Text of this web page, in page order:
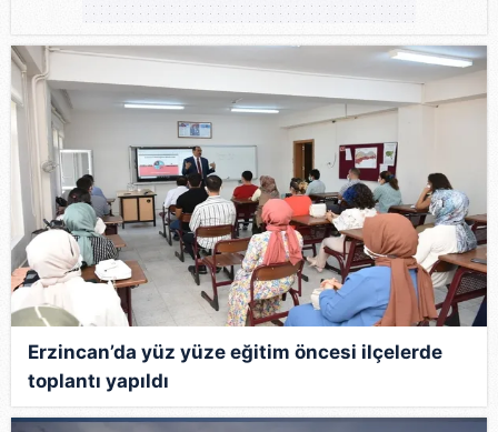
Erzincan’da yüz yüze eğitim öncesi ilçelerde
toplantı yapıldı